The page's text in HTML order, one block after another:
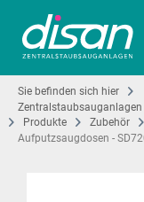
Sie befinden sich hier
Zentralstaubsauganlagen
Produkte
Zubehör
Aufputzsaugdosen -